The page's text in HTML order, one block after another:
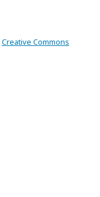
Creative Commons